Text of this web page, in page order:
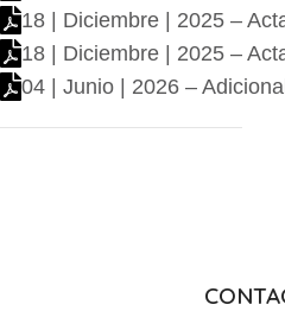
18 | Diciembre | 2025 –
18 | Diciembre | 2025 –
04 | Junio | 2026 –